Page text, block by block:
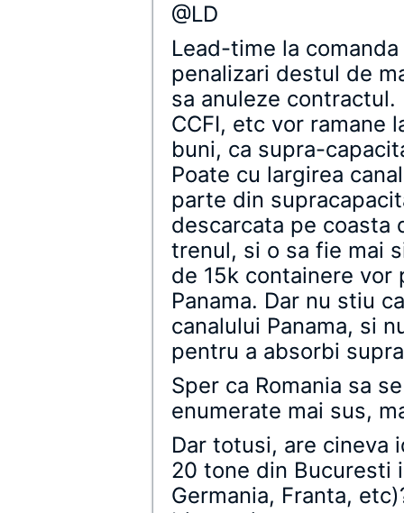
@LD
Lead-time la
penalizari destul de
sa anuleze contractul.
CCFI, etc vor ramane
buni, ca supra-
Poate cu largirea
parte din
descarcata pe coasta
trenul, si o sa fie mai
de 15k containere vor
Panama. Dar nu stiu
canalului Panama, si
pentru a absorbi
Sper ca Romania sa
enumerate mai sus,
Dar totusi, are cineva
20 tone din Bucuresti
Germania, Franta,